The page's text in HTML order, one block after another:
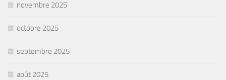
novembre 2025
octobre 2025
septembre 2025
août 2025